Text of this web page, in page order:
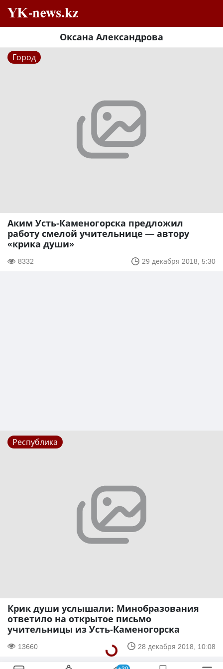
Оксана Александрова
Город
Аким Усть-Каменогорска предложил
работу смелой учительнице — автору
«крика души»
8332 29 декабря 2018, 5:30
Республика
Крик души услышали: Минобразования
ответило на открытое письмо
учительницы из Усть-Каменогорска
13660 28 декабря 2018, 10:08